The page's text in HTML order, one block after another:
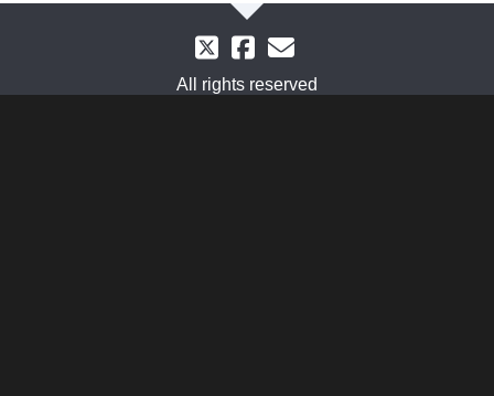
All rights reserved